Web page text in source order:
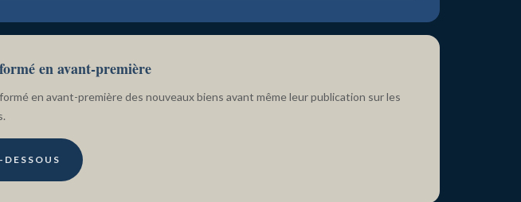
en avant-première
en avant-première des nouveaux biens avant même leur publication sur les